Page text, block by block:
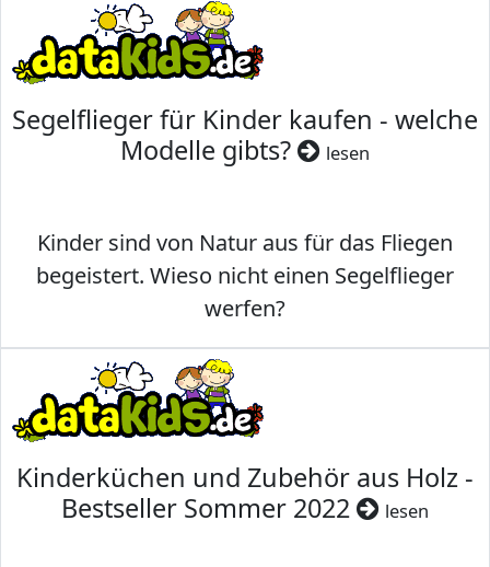
Segelflieger für Kinder kaufen - welche
Modelle gibts?
lesen
Kinder sind von Natur aus für das Fliegen
begeistert. Wieso nicht einen Segelflieger
werfen?
Kinderküchen und Zubehör aus Holz -
Bestseller Sommer 2022
lesen